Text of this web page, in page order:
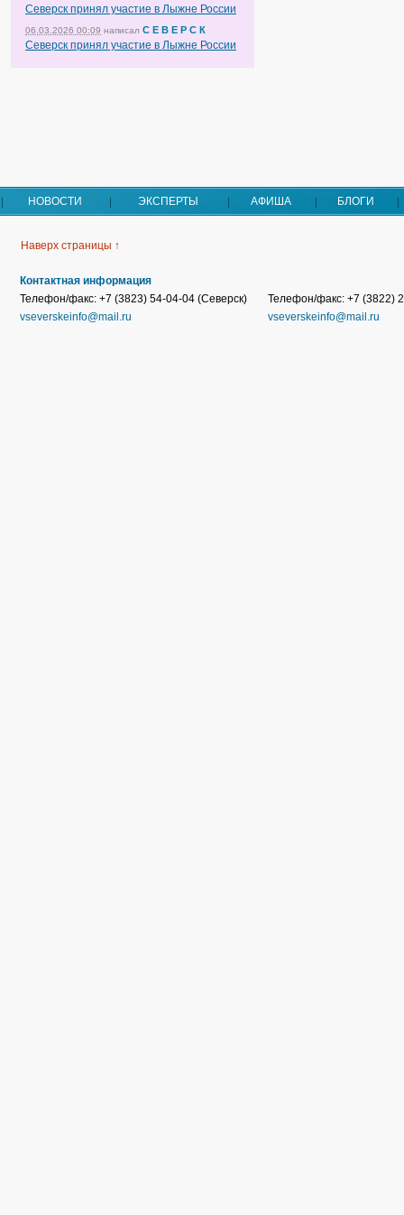
Северск принял участие в Лыжне России
06.03.2026 00:09 написал С Е В Е Р С К
Северск принял участие в Лыжне России
НОВОСТИ ЭКСПЕРТЫ АФИША БЛОГИ
Наверх страницы ↑
Контактная информация
Телефон/факс: +7 (3823) 54-04-04 (Северск)
vseverskeinfo@mail.ru
Телефон/факс: +7 (3822)
vseverskeinfo@mail.ru